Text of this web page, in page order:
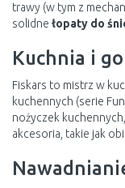
trawy (w tym z
solidne łopaty do
Kuchnia i
Fiskars to mistrz w
kuchennych (serie
nożyczek
akcesoria, takie jak